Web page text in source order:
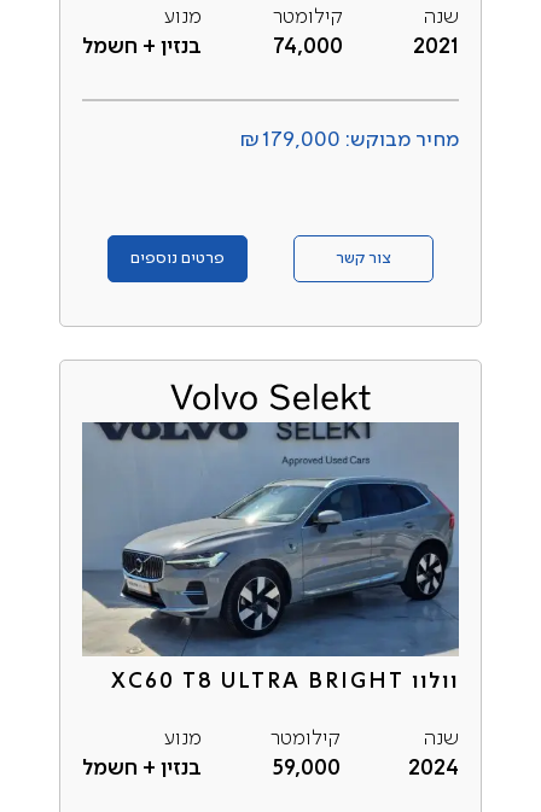
שנה
2021
קילומטר
74,000
מנוע
בנזין + חשמל
מחיר מבוקש: ₪179,000
צור קשר פרטים נוספים
וולוו XC60 T8 ULTRA BRIGHT
שנה
2024
קילומטר
59,000
מנוע
בנזין + חשמל